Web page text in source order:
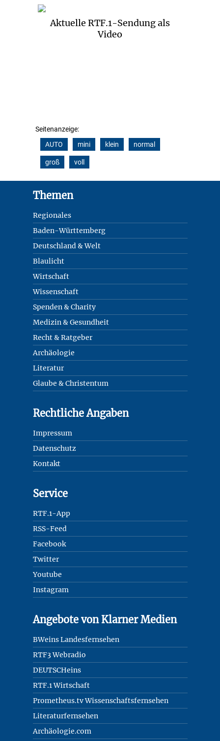
Aktuelle RTF.1-Sendung als
Video
Seitenanzeige:
AUTO
mini klein normal
groß voll
Themen
Regionales
Baden-Württemberg
Deutschland & Welt
Blaulicht
Wirtschaft
Wissenschaft
Spenden & Charity
Medizin & Gesundheit
Recht & Ratgeber
Archäologie
Literatur
Glaube & Christentum
Rechtliche Angaben
Impressum
Datenschutz
Kontakt
Service
RTF.1-App
RSS-Feed
Facebook
Twitter
Youtube
Instagram
Angebote von Klarner Medien
BWeins Landesfernsehen
RTF3 Webradio
DEUTSCHeins
RTF.1 Wirtschaft
Prometheus.tv Wissenschaftsfernsehen
Literaturfernsehen
Archäologie.com